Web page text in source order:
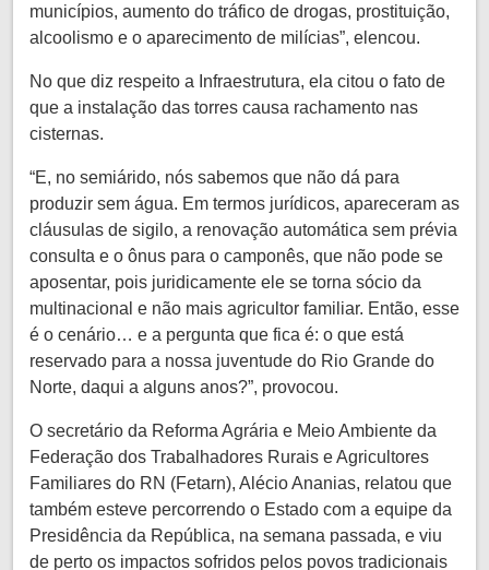
municípios, aumento do tráfico de drogas, prostituição,
alcoolismo e o aparecimento de milícias”, elencou.
No que diz respeito a Infraestrutura, ela citou o fato de
que a instalação das torres causa rachamento nas
cisternas.
“E, no semiárido, nós sabemos que não dá para
produzir sem água. Em termos jurídicos, apareceram as
cláusulas de sigilo, a renovação automática sem prévia
consulta e o ônus para o camponês, que não pode se
aposentar, pois juridicamente ele se torna sócio da
multinacional e não mais agricultor familiar. Então, esse
é o cenário… e a pergunta que fica é: o que está
reservado para a nossa juventude do Rio Grande do
Norte, daqui a alguns anos?”, provocou.
O secretário da Reforma Agrária e Meio Ambiente da
Federação dos Trabalhadores Rurais e Agricultores
Familiares do RN (Fetarn), Alécio Ananias, relatou que
também esteve percorrendo o Estado com a equipe da
Presidência da República, na semana passada, e viu
de perto os impactos sofridos pelos povos tradicionais